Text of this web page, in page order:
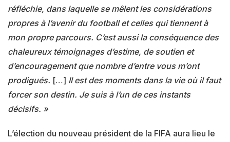
réfléchie, dans laquelle se mêlent les considérations
propres à l’avenir du football et celles qui tiennent à
mon propre parcours. C’est aussi la conséquence des
chaleureux témoignages d’estime, de soutien et
d’encouragement que nombre d’entre vous m’ont
prodigués. […] Il est des moments dans la vie où il faut
forcer son destin. Je suis à l’un de ces instants
décisifs. »
L’élection du nouveau président de la FIFA aura lieu le